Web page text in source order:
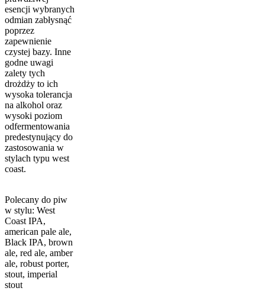
esencji wybranych
odmian zabłysnąć
poprzez
zapewnienie
czystej bazy. Inne
godne uwagi
zalety tych
drożdży to ich
wysoka tolerancja
na alkohol oraz
wysoki poziom
odfermentowania
predestynujący do
zastosowania w
stylach typu west
coast.
Polecany do piw
w stylu: West
Coast IPA,
american pale ale,
Black IPA, brown
ale, red ale, amber
ale, robust porter,
stout, imperial
stout